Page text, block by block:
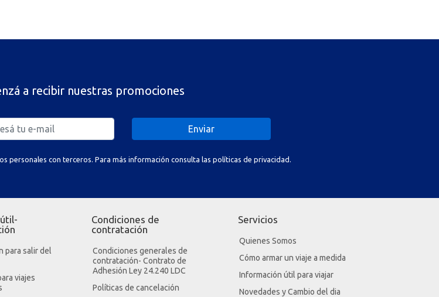
a recibir nuestras promociones
Enviar
personales con terceros. Para más información consulta las políticas de privacidad.
para salir del
viajes
Condiciones de
contratación
Condiciones generales de
contratación- Contrato de
Adhesión Ley 24.240 LDC
Políticas de cancelación
Servicios
Quienes Somos
Cómo armar un viaje a medida
Información útil para viajar
Novedades y Cambio del dia